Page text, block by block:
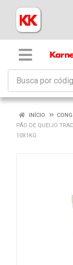
INÍCIO
PÃO DE QUEIJO
10X1KG